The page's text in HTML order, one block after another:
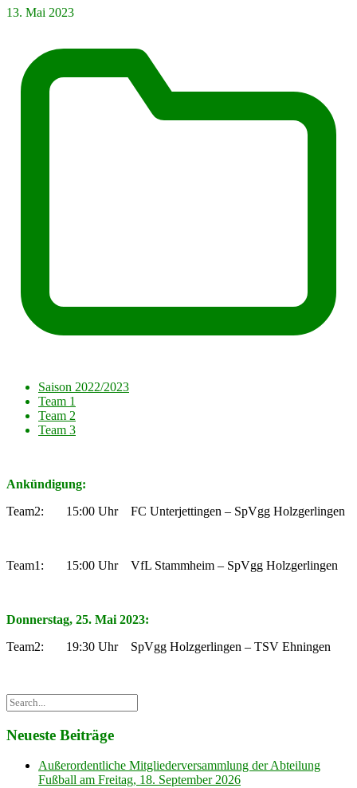
13. Mai 2023
Saison 2022/2023
Team 1
Team 2
Team 3
Ankündigung:
Team2: 15:00 Uhr FC Unterjettingen – SpVgg Holzgerlingen
Team1: 15:00 Uhr VfL Stammheim – SpVgg Holzgerlingen
Donnerstag, 25. Mai 2023:
Team2: 19:30 Uhr SpVgg Holzgerlingen – TSV Ehningen
Neueste Beiträge
Außerordentliche Mitgliederversammlung der Abteilung
Fußball am Freitag, 18. September 2026